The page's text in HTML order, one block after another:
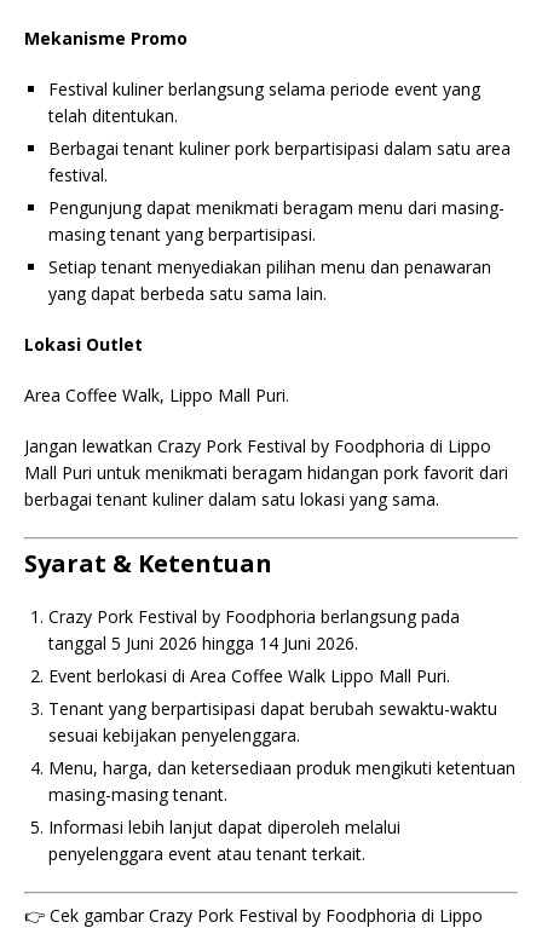
Mekanisme Promo
Festival kuliner berlangsung selama periode event yang
telah ditentukan.
Berbagai tenant kuliner pork berpartisipasi dalam satu area
festival.
Pengunjung dapat menikmati beragam menu dari masing-
masing tenant yang berpartisipasi.
Setiap tenant menyediakan pilihan menu dan penawaran
yang dapat berbeda satu sama lain.
Lokasi Outlet
Area Coffee Walk, Lippo Mall Puri.
Jangan lewatkan Crazy Pork Festival by Foodphoria di Lippo
Mall Puri untuk menikmati beragam hidangan pork favorit dari
berbagai tenant kuliner dalam satu lokasi yang sama.
Syarat & Ketentuan
Crazy Pork Festival by Foodphoria berlangsung pada
tanggal 5 Juni 2026 hingga 14 Juni 2026.
Event berlokasi di Area Coffee Walk Lippo Mall Puri.
Tenant yang berpartisipasi dapat berubah sewaktu-waktu
sesuai kebijakan penyelenggara.
Menu, harga, dan ketersediaan produk mengikuti ketentuan
masing-masing tenant.
Informasi lebih lanjut dapat diperoleh melalui
penyelenggara event atau tenant terkait.
👉 Cek gambar Crazy Pork Festival by Foodphoria di Lippo